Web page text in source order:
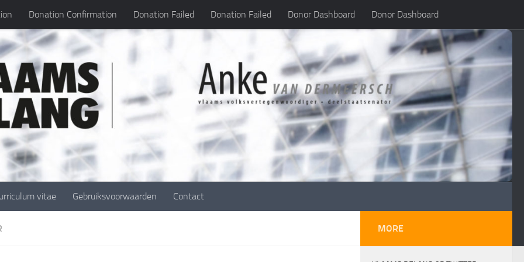
Donation Confirmation Donation Failed Donation Failed Donor Dashboard Donor Dashboard
vitae Gebruiksvoorwaarden Contact
MORE